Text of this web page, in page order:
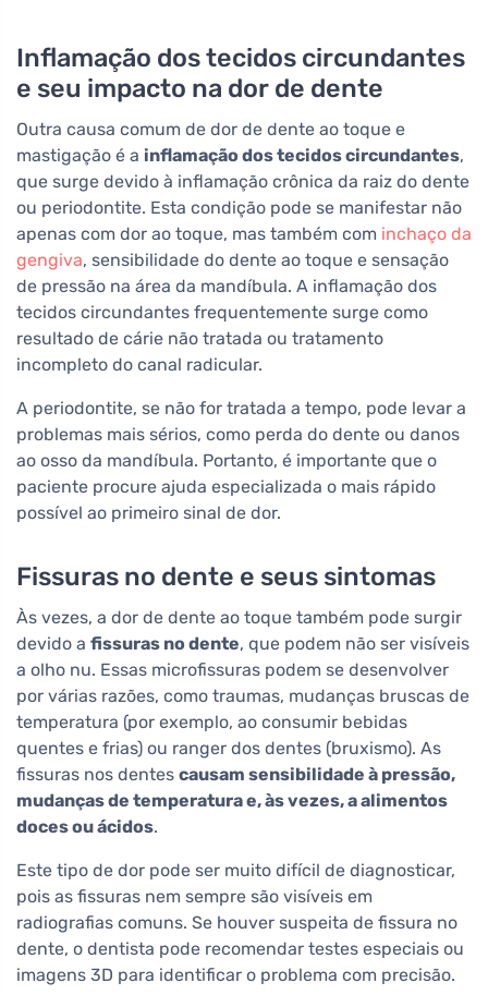
Inflamação dos tecidos circundantes
e seu impacto na dor de dente
Outra causa comum de dor de dente ao toque e
mastigação é a inflamação dos tecidos circundantes,
que surge devido à inflamação crônica da raiz do dente
ou periodontite. Esta condição pode se manifestar não
apenas com dor ao toque, mas também com inchaço da
gengiva, sensibilidade do dente ao toque e sensação
de pressão na área da mandíbula. A inflamação dos
tecidos circundantes frequentemente surge como
resultado de cárie não tratada ou tratamento
incompleto do canal radicular.
A periodontite, se não for tratada a tempo, pode levar a
problemas mais sérios, como perda do dente ou danos
ao osso da mandíbula. Portanto, é importante que o
paciente procure ajuda especializada o mais rápido
possível ao primeiro sinal de dor.
Fissuras no dente e seus sintomas
Às vezes, a dor de dente ao toque também pode surgir
devido a fissuras no dente, que podem não ser visíveis
a olho nu. Essas microfissuras podem se desenvolver
por várias razões, como traumas, mudanças bruscas de
temperatura (por exemplo, ao consumir bebidas
quentes e frias) ou ranger dos dentes (bruxismo). As
fissuras nos dentes causam sensibilidade à pressão,
mudanças de temperatura e, às vezes, a alimentos
doces ou ácidos.
Este tipo de dor pode ser muito difícil de diagnosticar,
pois as fissuras nem sempre são visíveis em
radiografias comuns. Se houver suspeita de fissura no
dente, o dentista pode recomendar testes especiais ou
imagens 3D para identificar o problema com precisão.